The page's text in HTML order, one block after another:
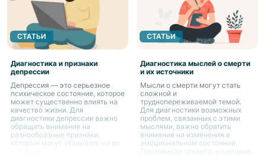
СТАТЬИ
Диагностика и признаки
депрессии
Депрессия — это серьезное
психическое состояние, которое
может существенно влиять на
качество жизни. Для
диагностики депрессии важно
обращать внимание на
разнообразные признаки,
которые могут указывать на ее
СТАТЬИ
Диагностика мыслей о смерти
и их источники
Мысли о смерти могут стать
сложной и
труднопереживаемой темой.
Для диагностики возможных
проблем, связанных с этими
мыслями, важно обратить
внимание на изменения в
эмоциональном состоянии.
Постоянная тревога, угнетение,